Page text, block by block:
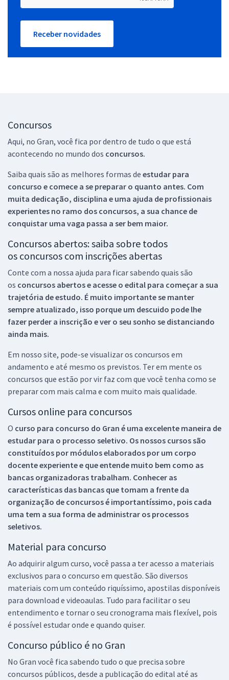
Receber novidades
Concursos
Aqui, no Gran, você fica por dentro de tudo o que está
acontecendo no mundo dos concursos.
Saiba quais são as melhores formas de estudar para
concurso e comece a se preparar o quanto antes. Com
muita dedicação, disciplina e uma ajuda de profissionais
experientes no ramo dos concursos, a sua chance de
conquistar uma vaga passa a ser bem maior.
Concursos abertos: saiba sobre todos
os concursos com inscrições abertas
Conte com a nossa ajuda para ficar sabendo quais são
os concursos abertos e acesse o edital para começar a sua
trajetória de estudo. É muito importante se manter
sempre atualizado, isso porque um descuido pode lhe
fazer perder a inscrição e ver o seu sonho se distanciando
ainda mais.
Em nosso site, pode-se visualizar os concursos em
andamento e até mesmo os previstos. Ter em mente os
concursos que estão por vir faz com que você tenha como se
preparar com mais calma e com muito mais qualidade.
Cursos online para concursos
O curso para concurso do Gran é uma excelente maneira de
estudar para o processo seletivo. Os nossos cursos são
constituídos por módulos elaborados por um corpo
docente experiente e que entende muito bem como as
bancas organizadoras trabalham. Conhecer as
características das bancas que tomam a frente da
organização de concursos é importantíssimo, pois cada
uma tem a sua forma de administrar os processos
seletivos.
Material para concurso
Ao adquirir algum curso, você passa a ter acesso a materiais
exclusivos para o concurso em questão. São diversos
materiais com um conteúdo riquíssimo, apostilas disponíveis
para download e videoaulas. Tudo para facilitar o seu
entendimento e tornar o seu cronograma mais flexível, pois
é possível estudar onde e quando quiser.
Concurso público é no Gran
No Gran você fica sabendo tudo o que precisa sobre
concursos públicos, desde a publicação do edital até as